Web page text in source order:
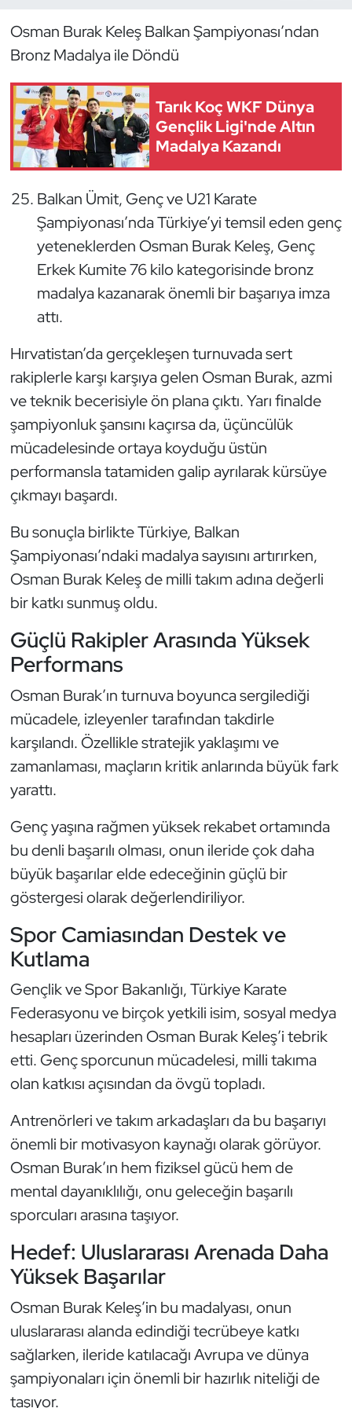
Osman Burak Keleş Balkan Şampiyonası’ndan
Bronz Madalya ile Döndü
Tarık Koç WKF Dünya
Gençlik Ligi'nde Altın
Madalya Kazandı
Balkan Ümit, Genç ve U21 Karate
Şampiyonası’nda Türkiye’yi temsil eden genç
yeteneklerden Osman Burak Keleş, Genç
Erkek Kumite 76 kilo kategorisinde bronz
madalya kazanarak önemli bir başarıya imza
attı.
Hırvatistan’da gerçekleşen turnuvada sert
rakiplerle karşı karşıya gelen Osman Burak, azmi
ve teknik becerisiyle ön plana çıktı. Yarı finalde
şampiyonluk şansını kaçırsa da, üçüncülük
mücadelesinde ortaya koyduğu üstün
performansla tatamiden galip ayrılarak kürsüye
çıkmayı başardı.
Bu sonuçla birlikte Türkiye, Balkan
Şampiyonası’ndaki madalya sayısını artırırken,
Osman Burak Keleş de milli takım adına değerli
bir katkı sunmuş oldu.
Güçlü Rakipler Arasında Yüksek
Performans
Osman Burak’ın turnuva boyunca sergilediği
mücadele, izleyenler tarafından takdirle
karşılandı. Özellikle stratejik yaklaşımı ve
zamanlaması, maçların kritik anlarında büyük fark
yarattı.
Genç yaşına rağmen yüksek rekabet ortamında
bu denli başarılı olması, onun ileride çok daha
büyük başarılar elde edeceğinin güçlü bir
göstergesi olarak değerlendiriliyor.
Spor Camiasından Destek ve
Kutlama
Gençlik ve Spor Bakanlığı, Türkiye Karate
Federasyonu ve birçok yetkili isim, sosyal medya
hesapları üzerinden Osman Burak Keleş’i tebrik
etti. Genç sporcunun mücadelesi, milli takıma
olan katkısı açısından da övgü topladı.
Antrenörleri ve takım arkadaşları da bu başarıyı
önemli bir motivasyon kaynağı olarak görüyor.
Osman Burak’ın hem fiziksel gücü hem de
mental dayanıklılığı, onu geleceğin başarılı
sporcuları arasına taşıyor.
Hedef: Uluslararası Arenada Daha
Yüksek Başarılar
Osman Burak Keleş’in bu madalyası, onun
uluslararası alanda edindiği tecrübeye katkı
sağlarken, ileride katılacağı Avrupa ve dünya
şampiyonaları için önemli bir hazırlık niteliği de
taşıyor.
Dans Sporları
E-Spor
Eskrim
Futbol
Futsal
Genel
Golf
Güreş
Halter
Hava Sporları
Hentbol
Judo ve Kuraş
Kano ve Rafting
Karate
Kayak
Kempo
Kick Boks
Kürek
Masa Tenisi
Modern Pentatlon
Muay Thai
Okçuluk
Optimist
Oryantiring
Özel Sporcular
Paralimpik
Ragbi
Satranç
Su Topu
Sualtı Sporları
Tekvando
Tenis